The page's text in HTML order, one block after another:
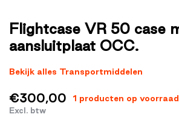
Flightcase VR 50 case
aansluitplaat OCC.
Bekijk alles Transportmiddelen
€300,00 1 producten op voorraad
Excl. btw